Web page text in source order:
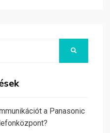
a Panasonic